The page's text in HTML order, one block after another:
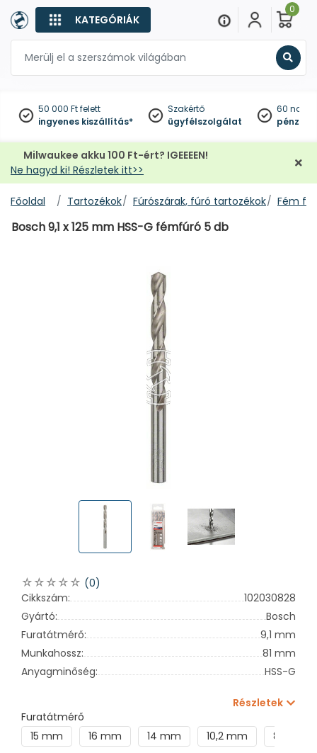
KATEGÓRIÁK
0
50 000 Ft felett
ingyenes kiszállítás*
Szakértő
ügyfélszolgálat
60
Milwaukee akku 100 Ft-ért? IGEEEEN!
Ne hagyd ki! Részletek itt>>
Főoldal Tartozékok Fúrószárak, fúró tartozékok Fém
Bosch 9,1 x 125 mm HSS-G fémfúró 5 db
(0)
Cikkszám:
102030828
Gyártó:
Bosch
Furatátmérő:
9,1 mm
Munkahossz:
81 mm
Anyagminőség:
HSS-G
Részletek
Furatátmérő
15 mm
16 mm 14 mm 10,2 mm 8,2 mm